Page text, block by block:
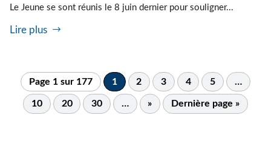
Le Jeune se sont réunis le 8 juin dernier pour souligner...
Lire plus
Page 1 sur 177 1 2 3 4 5 …
10 20 30 … » Dernière page »